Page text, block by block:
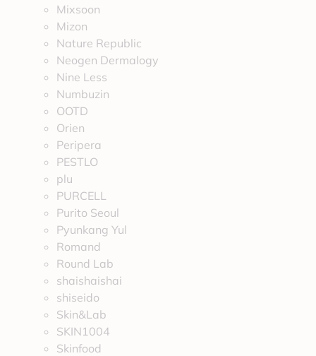
Mixsoon
Mizon
Nature Republic
Neogen Dermalogy
Nine Less
Numbuzin
OOTD
Orien
Peripera
PESTLO
plu
PURCELL
Purito Seoul
Pyunkang Yul
Romand
Round Lab
shaishaishai
shiseido
Skin&Lab
SKIN1004
Skinfood